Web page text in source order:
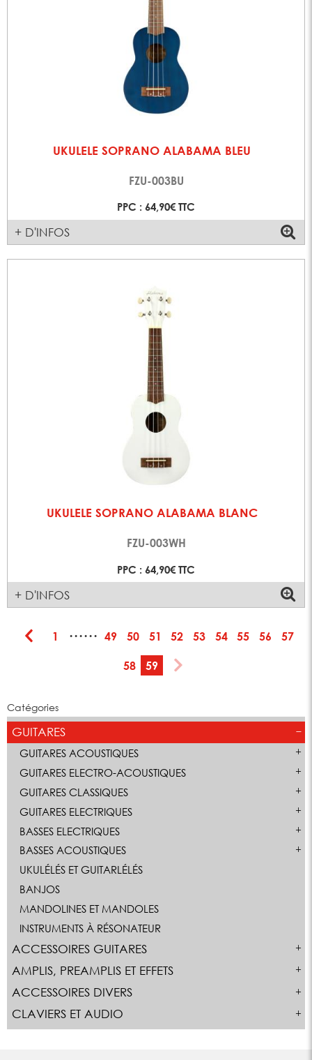
Catégories
GUITARES
GUITARES ACOUSTIQUES
GUITARES ELECTRO-ACOUSTIQUES
GUITARES CLASSIQUES
GUITARES ELECTRIQUES
BASSES ELECTRIQUES
BASSES ACOUSTIQUES
UKULÉLÉS ET GUITARLÉLÉS
BANJOS
MANDOLINES ET MANDOLES
INSTRUMENTS À RÉSONATEUR
ACCESSOIRES GUITARES
AMPLIS, PREAMPLIS ET EFFETS
ACCESSOIRES DIVERS
CLAVIERS ET AUDIO
UKULELE SOPRANO ALABAMA BLEU
FZU-003BU
PPC : 64,90€ TTC
+ D'INFOS
UKULELE SOPRANO ALABAMA BLANC
FZU-003WH
PPC : 64,90€ TTC
+ D'INFOS
1 ······ 49 50 51 52 53 54 55 56 57
58 59